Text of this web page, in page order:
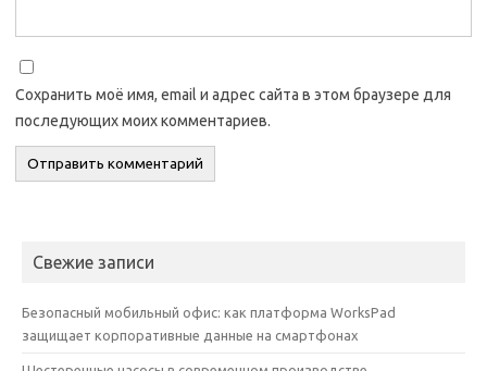
Сохранить моё имя, email и адрес сайта в этом браузере для
последующих моих комментариев.
Свежие записи
Безопасный мобильный офис: как платформа WorksPad
защищает корпоративные данные на смартфонах